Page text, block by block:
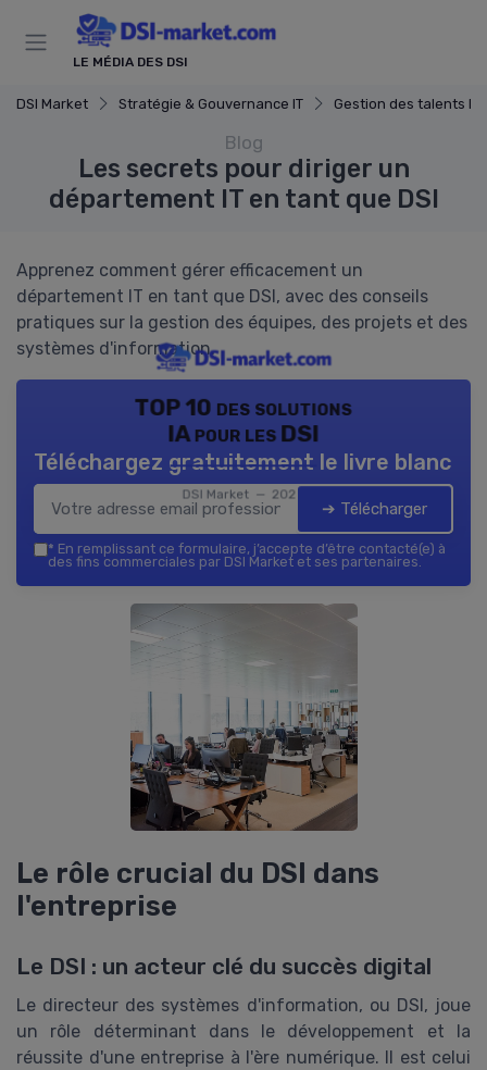
LE MÉDIA DES DSI
DSI Market Stratégie & Gouvernance IT Gestion des talents IT
Blog
Les secrets pour diriger un
département IT en tant que DSI
Apprenez comment gérer efficacement un
département IT en tant que DSI, avec des conseils
pratiques sur la gestion des équipes, des projets et des
systèmes d'information.
TOP 10 des solutions
IA pour les DSI
DSI Market — 2026
Téléchargez gratuitement le livre blanc
➔ Télécharger
* En remplissant ce formulaire, j’accepte d’être contacté(e) à
des fins commerciales par DSI Market et ses partenaires.
Le rôle crucial du DSI dans
l'entreprise
Le DSI : un acteur clé du succès digital
Le directeur des systèmes d'information, ou DSI, joue
un rôle déterminant dans le développement et la
réussite d'une entreprise à l'ère numérique. Il est celui
Panneau de gestion des cookies